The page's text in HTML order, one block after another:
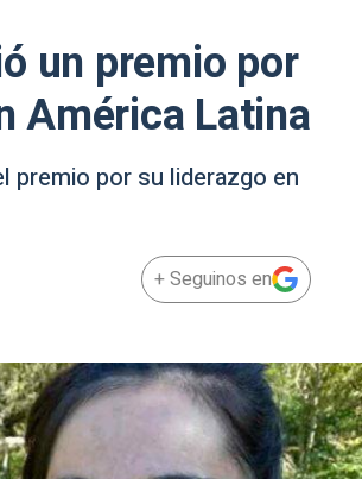
un premio por
América Latina
premio por su liderazgo en
+ Seguinos en